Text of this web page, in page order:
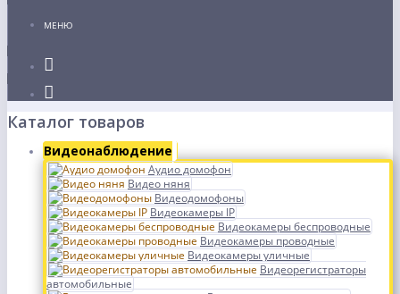
МЕНЮ
Каталог товаров
Видеонаблюдение
Аудио домофон
Видео няня
Видеодомофоны
Видеокамеры IP
Видеокамеры беспроводные
Видеокамеры проводные
Видеокамеры уличные
Видеорегистраторы
автомобильные